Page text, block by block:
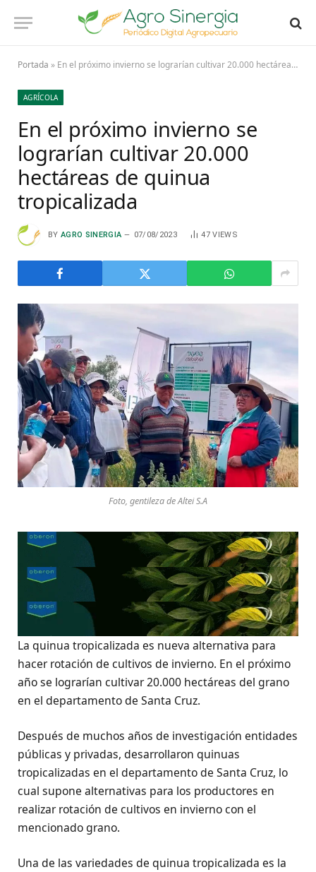
Portada » En el próximo invierno se lograrían cultivar 20.000 hectáreas de quinua tropicalizada
AGRÍCOLA
En el próximo invierno se
lograrían cultivar 20.000
hectáreas de quinua
tropicalizada
BY AGRO SINERGIA 07/08/2023 47VIEWS
Foto, gentileza de Altei S.A
La quinua tropicalizada es nueva alternativa para
hacer rotación de cultivos de invierno. En el próximo
año se lograrían cultivar 20.000 hectáreas del grano
en el departamento de Santa Cruz.
Después de muchos años de investigación entidades
públicas y privadas, desarrollaron quinuas
tropicalizadas en el departamento de Santa Cruz, lo
cual supone alternativas para los productores en
realizar rotación de cultivos en invierno con el
mencionado grano.
Una de las variedades de quinua tropicalizada es la